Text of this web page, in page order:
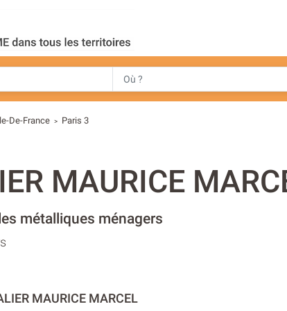
De-France > Paris 3
MAURICE
métalliques ménagers
MAURICE MARCEL